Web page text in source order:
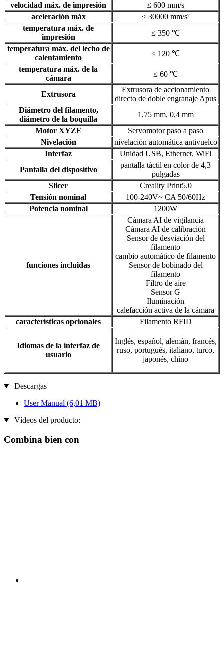
velocidad máx. de impresión
≤ 600 mm/s
aceleración máx
≤ 30000 mm/s²
temperatura máx. de
impresión
≤ 350 ℃
temperatura máx. del lecho de
calentamiento
≤ 120 ℃
temperatura máx. de la
cámara
≤ 60 ℃
Extrusora
Extrusora de accionamiento
directo de doble engranaje Apus
Diámetro del filamento,
diámetro de la boquilla
1,75 mm, 0,4 mm
Motor XYZE
Servomotor paso a paso
Nivelación
nivelación automática antivuelco
Interfaz
Unidad USB, Ethernet, WiFi
Pantalla del dispositivo
pantalla táctil en color de 4,3
pulgadas
Slicer
Creality Print5.0
Tensión nominal
100-240V~ CA 50/60Hz
Potencia nominal
1200W
funciones incluidas
Cámara AI de vigilancia
Cámara AI de calibración
Sensor de desviación del
filamento
cambio automático de filamento
Sensor de bobinado del
filamento
Filtro de aire
Sensor G
Iluminación
calefacción activa de la cámara
características opcionales
Filamento RFID
Idiomas de la interfaz de
usuario
Inglés, español, alemán, francés,
ruso, portugués, italiano, turco,
japonés, chino
Descargas
User Manual (6,01 MB)
Vídeos del producto:
Combina bien con